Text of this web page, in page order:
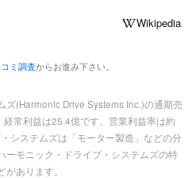
Wikipedia
ミ調査からお進み下さい。
ズ(Harmonic Drive Systems Inc.)の通期売
常利益は25.4億です。営業利益率は約
システムズは「モーター製造」などの分
ーモニック・ドライブ・システムズの特
あります。